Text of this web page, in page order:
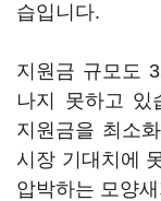
습입니다.
지원금 규모도
나지 못하고 있
지원금을 최소
시장 기대치에
압박하는 모양